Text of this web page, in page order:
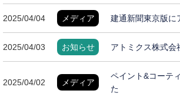
2025/04/04 メディア 建通新聞東京版に
2025/04/03 お知らせ アトミクス株式会
2025/04/02 メディア
ペイント&コーテ
た